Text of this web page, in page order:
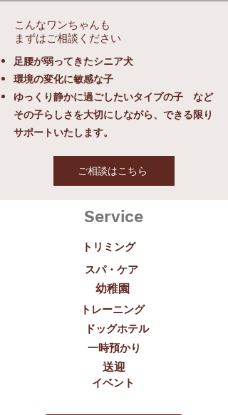
こんなワンちゃんも
まずはご相談ください
足腰が弱ってきたシニア犬
環境の変化に敏感な子
ゆっくり静かに過ごしたいタイプの子 など
その子らしさを大切にしながら、できる限り
サポートいたします。
ご相談はこちら
Service
トリミング
スパ・ケア
幼稚園
トレーニング
​ドッグホテル
​一時預かり
送迎
イベント